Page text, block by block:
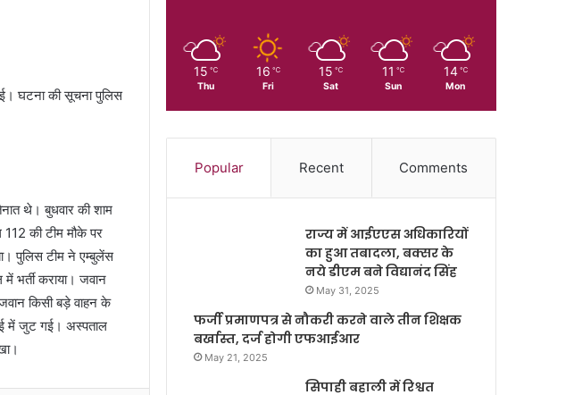
घटना की सूचना पुलिस
थे। बुधवार की शाम
की टीम मौके पर
पुलिस टीम ने एम्बुलेंस
भर्ती कराया। जवान
किसी बड़े वाहन के
में जुट गई। अस्पताल
15 ℃
Thu
16 ℃
Fri
15 ℃
Sat
11 ℃
Sun
14 ℃
Mon
Popular Recent Comments
राज्य में आईएएस अधिकारियों
का हुआ तबादला, बक्सर के
नये डीएम बने विद्यानंद सिंह
May 31, 2025
फर्जी प्रमाणपत्र से नौकरी करने वाले तीन शिक्षक
बर्खास्त, दर्ज होगी एफआईआर
May 21, 2025
सिपाही बहाली में रिश्वत